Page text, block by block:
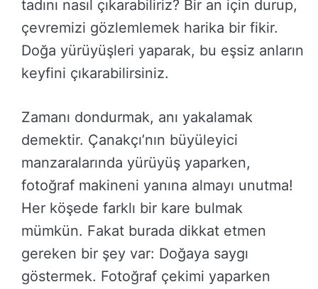
tadını nasıl çıkarabiliriz? Bir an için durup,
çevremizi gözlemlemek harika bir fikir.
Doğa yürüyüşleri yaparak, bu eşsiz anların
keyfini çıkarabilirsiniz.
Zamanı dondurmak, anı yakalamak
demektir. Çanakçı’nın büyüleyici
manzaralarında yürüyüş yaparken,
fotoğraf makineni yanına almayı unutma!
Her köşede farklı bir kare bulmak
mümkün. Fakat burada dikkat etmen
gereken bir şey var: Doğaya saygı
göstermek. Fotoğraf çekimi yaparken